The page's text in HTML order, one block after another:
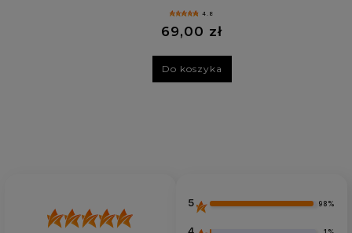
4.8
69,00 zł
Do koszyka
5 98%